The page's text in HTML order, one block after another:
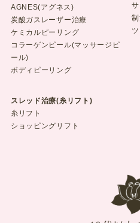
AGNES(アグネス)
炭酸ガスレーザー治療
ケミカルピーリング
コラーゲンピール(マッサージピ
ール)
ボディピーリング
スレッド治療(糸リフト)
糸リフト
ショッピングリフト